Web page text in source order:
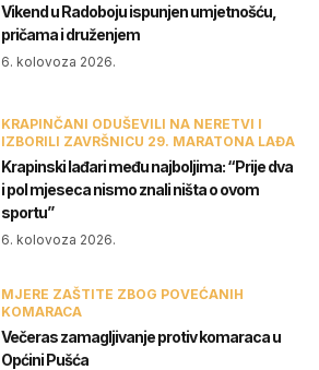
Vikend u Radoboju ispunjen umjetnošću,
pričama i druženjem
6. kolovoza 2026.
KRAPINČANI ODUŠEVILI NA NERETVI I
IZBORILI ZAVRŠNICU 29. MARATONA LAĐA
Krapinski lađari među najboljima: “Prije dva
i pol mjeseca nismo znali ništa o ovom
sportu”
6. kolovoza 2026.
MJERE ZAŠTITE ZBOG POVEĆANIH
KOMARACA
Večeras zamagljivanje protiv komaraca u
Općini Pušća